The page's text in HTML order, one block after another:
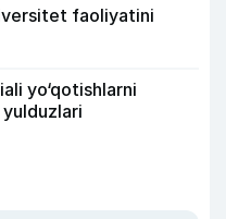
faoliyatini
yo‘qotishlarni